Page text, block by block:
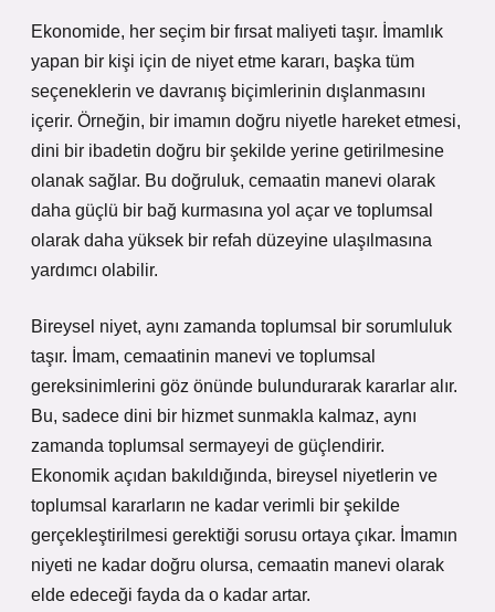
Ekonomide, her seçim bir fırsat maliyeti taşır. İmamlık
yapan bir kişi için de niyet etme kararı, başka tüm
seçeneklerin ve davranış biçimlerinin dışlanmasını
içerir. Örneğin, bir imamın doğru niyetle hareket etmesi,
dini bir ibadetin doğru bir şekilde yerine getirilmesine
olanak sağlar. Bu doğruluk, cemaatin manevi olarak
daha güçlü bir bağ kurmasına yol açar ve toplumsal
olarak daha yüksek bir refah düzeyine ulaşılmasına
yardımcı olabilir.
Bireysel niyet, aynı zamanda toplumsal bir sorumluluk
taşır. İmam, cemaatinin manevi ve toplumsal
gereksinimlerini göz önünde bulundurarak kararlar alır.
Bu, sadece dini bir hizmet sunmakla kalmaz, aynı
zamanda toplumsal sermayeyi de güçlendirir.
Ekonomik açıdan bakıldığında, bireysel niyetlerin ve
toplumsal kararların ne kadar verimli bir şekilde
gerçekleştirilmesi gerektiği sorusu ortaya çıkar. İmamın
niyeti ne kadar doğru olursa, cemaatin manevi olarak
elde edeceği fayda da o kadar artar.